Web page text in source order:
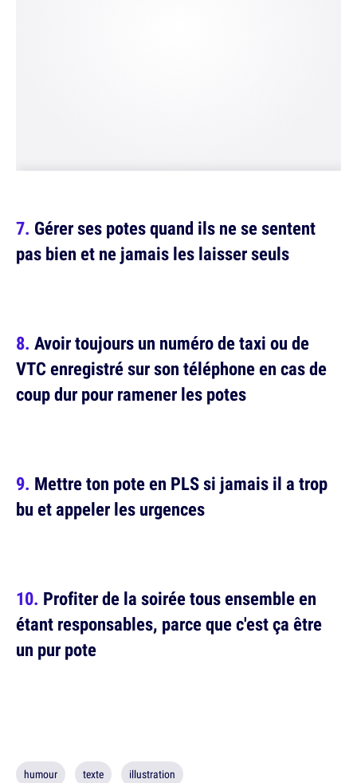
Gérer ses potes quand ils ne se sentent
pas bien et ne jamais les laisser seuls
Avoir toujours un numéro de taxi ou de
VTC enregistré sur son téléphone en cas de
coup dur pour ramener les potes
Mettre ton pote en PLS si jamais il a trop
bu et appeler les urgences
Profiter de la soirée tous ensemble en
étant responsables, parce que c'est ça être
un pur pote
humour texte illustration